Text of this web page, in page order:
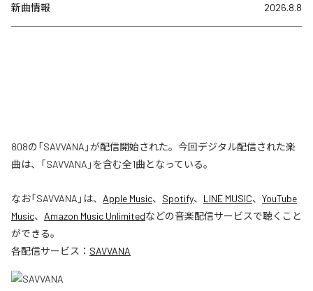
新曲情報 2026.8.8
808の「SAVVANA」が配信開始された。今回デジタル配信された楽
曲は、「SAVVANA」を含む全1曲となっている。
なお「SAVVANA 」は、 Apple Music、 Spotify、 LINE MUSIC、 YouTube
Music、 Amazon Music Unlimitedなどの音楽配信サービスで聴くこと
ができる。
各配信サービス： SAVVANA